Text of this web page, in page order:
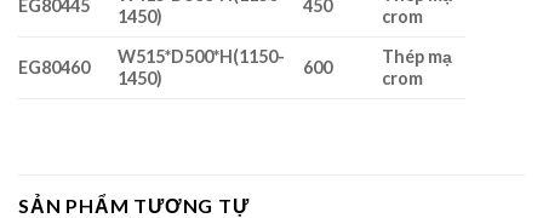
EG80445
1450)
450
crom
EG80460
W515*D500*H(1150-
1450)
600
Thép mạ
crom
SẢN PHẨM TƯƠNG TỰ